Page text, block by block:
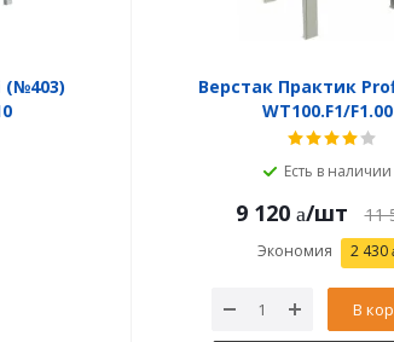
(№403)
Верстак Практик
WT100.F1/
Есть в наличии
9 120 /шт 11
Экономия 2 430
В